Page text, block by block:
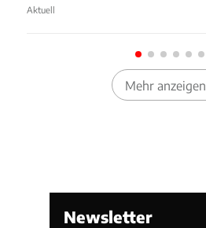
Aktuell
Mehr anzeigen
Newsletter